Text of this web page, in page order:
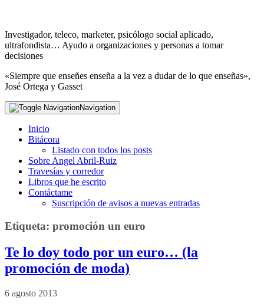
Investigador, teleco, marketer, psicólogo social aplicado,
ultrafondista… Ayudo a organizaciones y personas a tomar
decisiones
«Siempre que enseñes enseña a la vez a dudar de lo que enseñas»,
José Ortega y Gasset
Navigation
Inicio
Bitácora
Listado con todos los posts
Sobre Angel Abril-Ruiz
Travesías y corredor
Libros que he escrito
Contáctame
Suscripción de avisos a nuevas entradas
Etiqueta: promoción un euro
Te lo doy todo por un euro… (la
promoción de moda)
6 agosto 2013